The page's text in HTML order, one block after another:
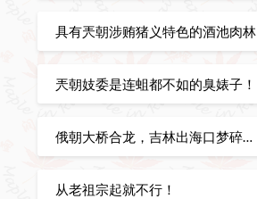
具有兲朝涉贿猪义特色的酒池肉林
兲朝妓委是连蛆都不如的臭婊子！
俄朝大桥合龙，吉林出海口梦碎…
从老祖宗起就不行！